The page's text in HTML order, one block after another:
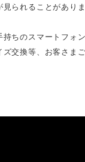
られることがありま
持ちのスマートフォ
ズ交換等、お客さま